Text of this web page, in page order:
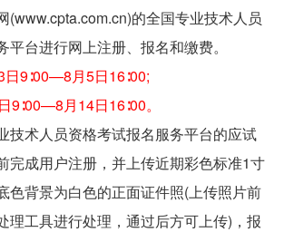
(www.cpta.com.cn)的全国专业技术人员
平台进行网上注册、报名和缴费。
9∶00—8月5日16∶00;
9∶00—8月14日16∶00。
技术人员资格考试报名服务平台的应试
完成用户注册，并上传近期彩色标准1寸
色背景为白色的正面证件照(上传照片前
理工具进行处理，通过后方可上传)，报